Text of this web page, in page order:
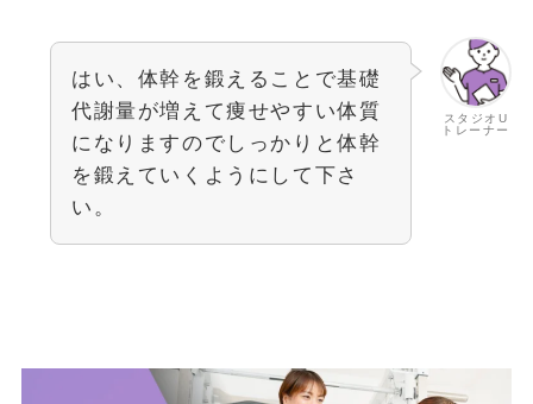
スタジオU
トレーナー
はい、体幹を鍛えることで基礎
代謝量が増えて痩せやすい体質
になりますのでしっかりと体幹
を鍛えていくようにして下さ
い。